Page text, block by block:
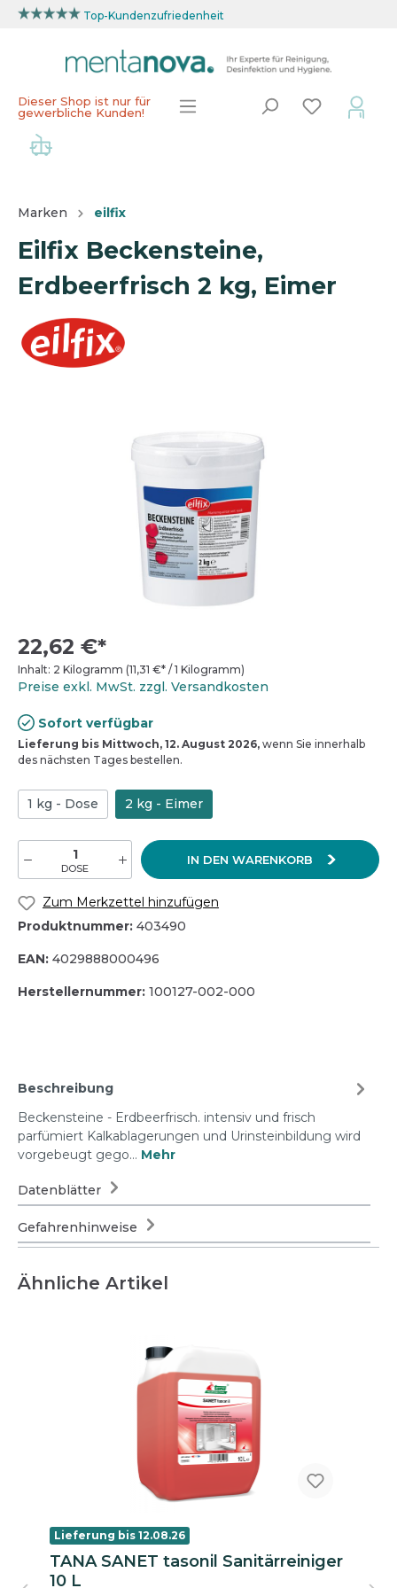
Top-Kundenzufriedenheit
Dieser Shop ist nur für
gewerbliche Kunden!
Marken eilfix
Eilfix Beckensteine,
Erdbeerfrisch 2 kg, Eimer
22,62 €*
Inhalt: 2 Kilogramm (11,31 €* / 1 Kilogramm)
Preise exkl. MwSt. zzgl. Versandkosten
Sofort verfügbar
Lieferung bis Mittwoch, 12. August 2026, wenn Sie innerhalb
des nächsten Tages bestellen.
1 kg - Dose 2 kg - Eimer
DOSE
IN DEN WARENKORB
Zum Merkzettel hinzufügen
Produktnummer: 403490
EAN: 4029888000496
Herstellernummer: 100127-002-000
Beschreibung
Beckensteine - Erdbeerfrisch. intensiv und frisch
parfümiert Kalkablagerungen und Urinsteinbildung wird
vorgebeugt gego… Mehr
Datenblätter
Gefahrenhinweise
Ähnliche Artikel
Lieferung bis 12.08.26
TANA SANET tasonil Sanitärreiniger
10 L